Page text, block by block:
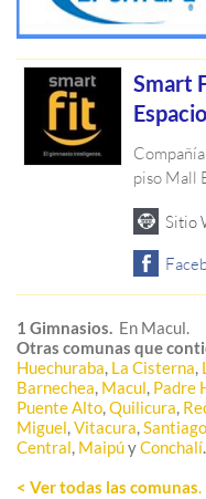
Smart
piso Mall
1 Gimnasios. En Macul.
Otras comunas que
Huechuraba, La Cisterna,
Barnechea, Macul, Padre
Puente Alto,Quilicura,
Miguel,Vitacura,
Central, MaipúyConchalí.
< Ver todas las comunas.